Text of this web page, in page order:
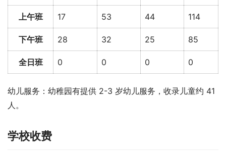
上午班 17 53 44 114
下午班 28 32 25 85
全日班 0 0 0 0
幼儿服务：幼稚园有提供 2-3 岁幼儿服务，收录儿童约 41
人。
学校收费